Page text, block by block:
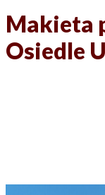
Makieta
Osiedle